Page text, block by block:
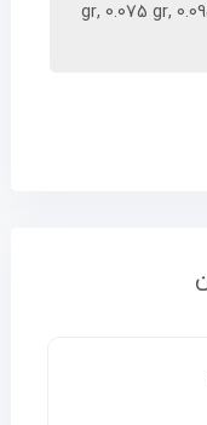
0.058 gr, 0.075 gr,